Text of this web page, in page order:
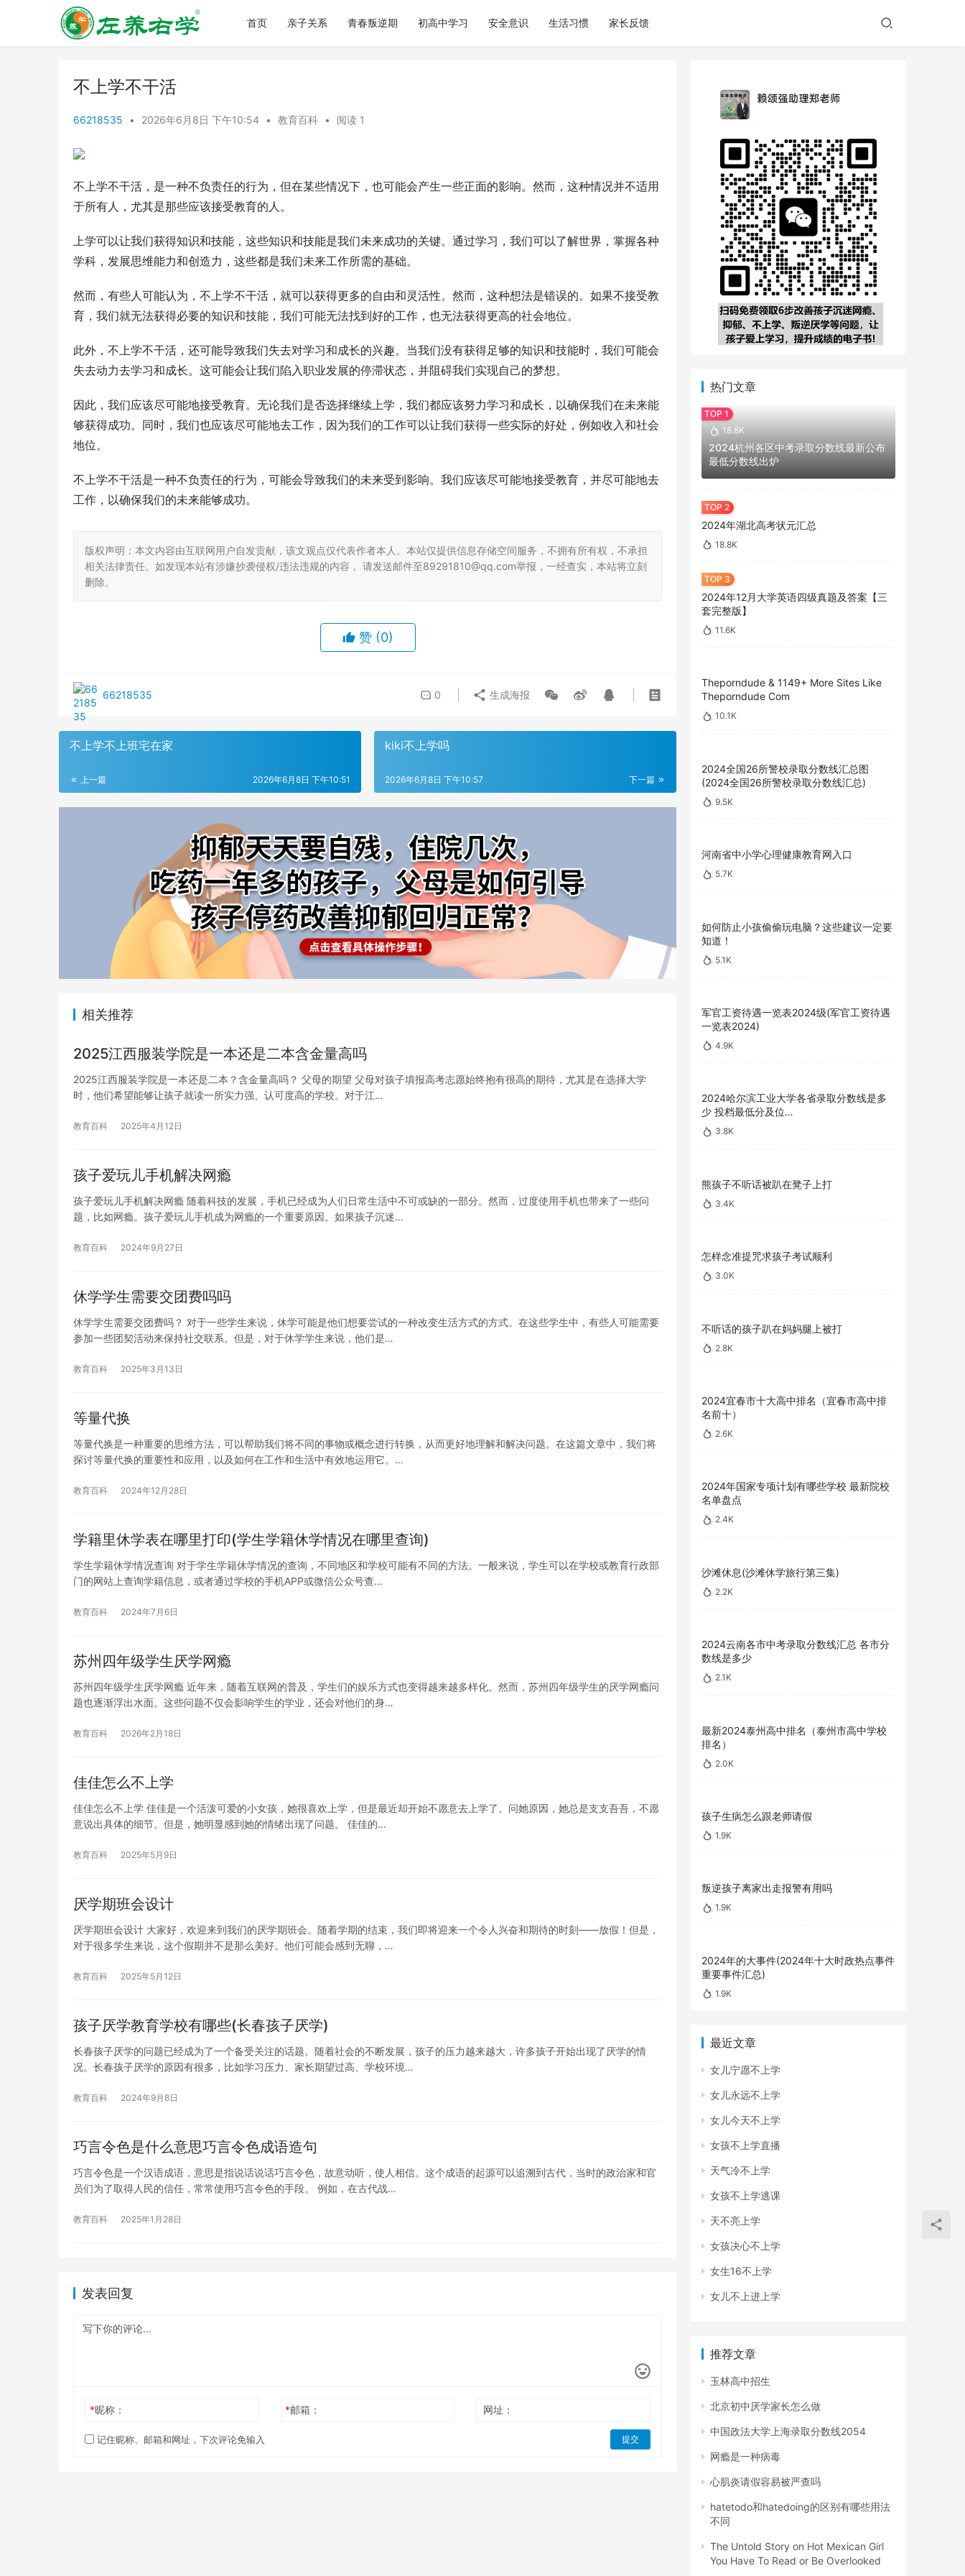
首页 亲子关系 青春叛逆期 初高中学习 安全意识 生活习惯 家长反馈
不上学不干活
66218535 • 2026年6月8日 下午10:54 • 教育百科 • 阅读 1
不上学不干活，是一种不负责任的行为，但在某些情况下，也可能会产生一些正面的影响。然而，这种情况并不适用
于所有人，尤其是那些应该接受教育的人。
上学可以让我们获得知识和技能，这些知识和技能是我们未来成功的关键。通过学习，我们可以了解世界，掌握各种
学科，发展思维能力和创造力，这些都是我们未来工作所需的基础。
然而，有些人可能认为，不上学不干活，就可以获得更多的自由和灵活性。然而，这种想法是错误的。如果不接受教
育，我们就无法获得必要的知识和技能，我们可能无法找到好的工作，也无法获得更高的社会地位。
此外，不上学不干活，还可能导致我们失去对学习和成长的兴趣。当我们没有获得足够的知识和技能时，我们可能会
失去动力去学习和成长。这可能会让我们陷入职业发展的停滞状态，并阻碍我们实现自己的梦想。
因此，我们应该尽可能地接受教育。无论我们是否选择继续上学，我们都应该努力学习和成长，以确保我们在未来能
够获得成功。同时，我们也应该尽可能地去工作，因为我们的工作可以让我们获得一些实际的好处，例如收入和社会
地位。
不上学不干活是一种不负责任的行为，可能会导致我们的未来受到影响。我们应该尽可能地接受教育，并尽可能地去
工作，以确保我们的未来能够成功。
版权声明：本文内容由互联网用户自发贡献，该文观点仅代表作者本人。本站仅提供信息存储空间服务，不拥有所有权，不承担
相关法律责任。如发现本站有涉嫌抄袭侵权/违法违规的内容， 请发送邮件至89291810@qq.com举报，一经查实，本站将立刻
删除。
赞 (0)
66218535 0 生成海报
不上学不上班宅在家
上一篇 2026年6月8日 下午10:51
kiki不上学吗
下一篇
2026年6月8日 下午10:57
相关推荐
2025江西服装学院是一本还是二本含金量高吗
2025江西服装学院是一本还是二本？含金量高吗？ 父母的期望 父母对孩子填报高考志愿始终抱有很高的期待，尤其是在选择大学
时，他们希望能够让孩子就读一所实力强、认可度高的学校。对于江…
教育百科 2025年4月12日
孩子爱玩儿手机解决网瘾
孩子爱玩儿手机解决网瘾 随着科技的发展，手机已经成为人们日常生活中不可或缺的一部分。然而，过度使用手机也带来了一些问
题，比如网瘾。孩子爱玩儿手机成为网瘾的一个重要原因。如果孩子沉迷…
教育百科 2024年9月27日
休学学生需要交团费吗吗
休学学生需要交团费吗？ 对于一些学生来说，休学可能是他们想要尝试的一种改变生活方式的方式。在这些学生中，有些人可能需要
参加一些团契活动来保持社交联系。但是，对于休学学生来说，他们是…
教育百科 2025年3月13日
等量代换
等量代换是一种重要的思维方法，可以帮助我们将不同的事物或概念进行转换，从而更好地理解和解决问题。在这篇文章中，我们将
探讨等量代换的重要性和应用，以及如何在工作和生活中有效地运用它。…
教育百科 2024年12月28日
学籍里休学表在哪里打印(学生学籍休学情况在哪里查询)
学生学籍休学情况查询 对于学生学籍休学情况的查询，不同地区和学校可能有不同的方法。一般来说，学生可以在学校或教育行政部
门的网站上查询学籍信息，或者通过学校的手机APP或微信公众号查…
教育百科 2024年7月6日
苏州四年级学生厌学网瘾
苏州四年级学生厌学网瘾 近年来，随着互联网的普及，学生们的娱乐方式也变得越来越多样化。然而，苏州四年级学生的厌学网瘾问
题也逐渐浮出水面。这些问题不仅会影响学生的学业，还会对他们的身…
教育百科 2026年2月18日
佳佳怎么不上学
佳佳怎么不上学 佳佳是一个活泼可爱的小女孩，她很喜欢上学，但是最近却开始不愿意去上学了。问她原因，她总是支支吾吾，不愿
意说出具体的细节。但是，她明显感到她的情绪出现了问题。 佳佳的…
教育百科 2025年5月9日
厌学期班会设计
厌学期班会设计 大家好，欢迎来到我们的厌学期班会。随着学期的结束，我们即将迎来一个令人兴奋和期待的时刻——放假！但是，
对于很多学生来说，这个假期并不是那么美好。他们可能会感到无聊，…
教育百科 2025年5月12日
孩子厌学教育学校有哪些(长春孩子厌学)
长春孩子厌学的问题已经成为了一个备受关注的话题。随着社会的不断发展，孩子的压力越来越大，许多孩子开始出现了厌学的情
况。长春孩子厌学的原因有很多，比如学习压力、家长期望过高、学校环境…
教育百科 2024年9月8日
巧言令色是什么意思巧言令色成语造句
巧言令色是一个汉语成语，意思是指说话说话巧言令色，故意动听，使人相信。这个成语的起源可以追溯到古代，当时的政治家和官
员们为了取得人民的信任，常常使用巧言令色的手段。 例如，在古代战…
教育百科 2025年1月28日
发表回复
*昵称： *邮箱： 网址：
记住昵称、邮箱和网址，下次评论免输入 提交
热门文章
18.8K
2024杭州各区中考录取分数线最新公布
最低分数线出炉
2024年湖北高考状元汇总
18.8K
2024年12月大学英语四级真题及答案【三
套完整版】
11.6K
Theporndude & 1149+ More Sites Like
Theporndude Com
10.1K
2024全国26所警校录取分数线汇总图
(2024全国26所警校录取分数线汇总)
9.5K
河南省中小学心理健康教育网入口
5.7K
如何防止小孩偷偷玩电脑？这些建议一定要
知道！
5.1K
军官工资待遇一览表2024级(军官工资待遇
一览表2024)
4.9K
2024哈尔滨工业大学各省录取分数线是多
少 投档最低分及位…
3.8K
熊孩子不听话被趴在凳子上打
3.4K
怎样念准提咒求孩子考试顺利
3.0K
不听话的孩子趴在妈妈腿上被打
2.8K
2024宜春市十大高中排名（宜春市高中排
名前十）
2.6K
2024年国家专项计划有哪些学校 最新院校
名单盘点
2.4K
沙滩休息(沙滩休学旅行第三集)
2.2K
2024云南各市中考录取分数线汇总 各市分
数线是多少
2.1K
最新2024泰州高中排名（泰州市高中学校
排名）
2.0K
孩子生病怎么跟老师请假
1.9K
叛逆孩子离家出走报警有用吗
1.9K
2024年的大事件(2024年十大时政热点事件
重要事件汇总)
1.9K
最近文章
女儿宁愿不上学
女儿永远不上学
女儿今天不上学
女孩不上学直播
天气冷不上学
女孩不上学逃课
天不亮上学
女孩决心不上学
女生16不上学
女儿不上进上学
推荐文章
玉林高中招生
北京初中厌学家长怎么做
中国政法大学上海录取分数线2054
网瘾是一种病毒
心肌炎请假容易被严查吗
hatetodo和hatedoing的区别有哪些用法
不同
The Untold Story on Hot Mexican Girl
You Have To Read or Be Overlooked